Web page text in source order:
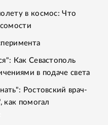
в космос: Что
Как Севастополь
в подаче света
Ростовский врач-
как помогал